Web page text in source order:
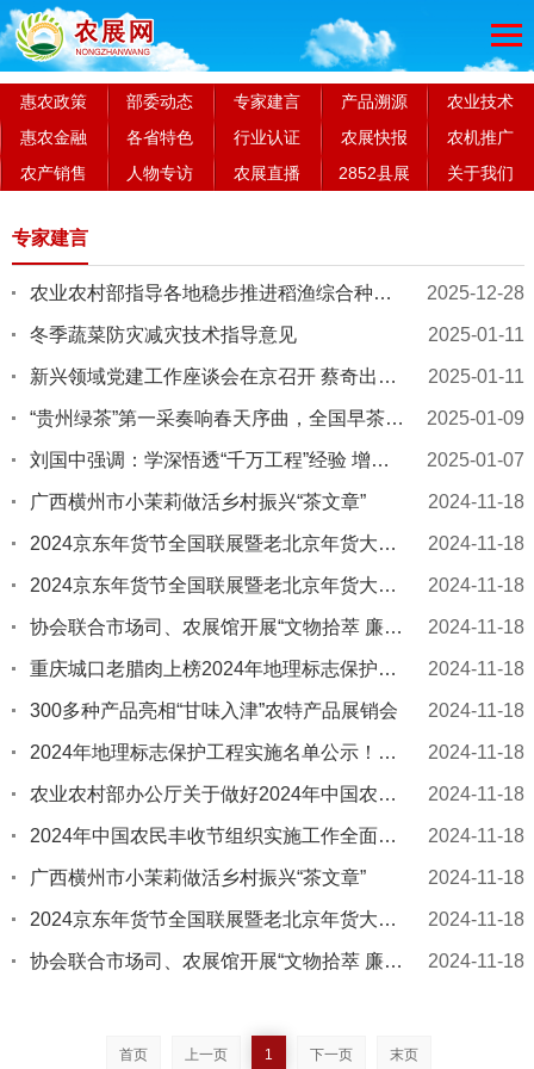
惠农政策 部委动态 专家建言 产品溯源
农业技术
惠农金融
各省特色 行业认证 农展快报
农机推广
农产销售
人物专访 农展直播 2852县展 关于我们
专家建言
农业农村部指导各地稳步推进稻渔综合种养产业高质量发展 2025-12-28
冬季蔬菜防灾减灾技术指导意见 2025-01-11
新兴领域党建工作座谈会在京召开 蔡奇出席并讲话 2025-01-11
“贵州绿茶”第一采奏响春天序曲，全国早茶大会展示水城春茶魅力 2025-01-09
刘国中强调：学深悟透“千万工程”经验 增强乡村振兴针对性实效性 2025-01-07
广西横州市小茉莉做活乡村振兴“茶文章” 2024-11-18
2024京东年货节全国联展暨老北京年货大集在全国农业展览馆启动 2024-11-18
2024京东年货节全国联展暨老北京年货大集在全国农业展览馆启动 2024-11-18
协会联合市场司、农展馆开展“文物拾萃 廉润初心”党纪学习教育主题联学活动 2024-11-18
重庆城口老腊肉上榜2024年地理标志保护工程实施名单 2024-11-18
300多种产品亮相“甘味入津”农特产品展销会 2024-11-18
2024年地理标志保护工程实施名单公示！黑龙江两项拟入选 2024-11-18
农业农村部办公厅关于做好2024年中国农民丰收节有关工作的通知 2024-11-18
2024年中国农民丰收节组织实施工作全面启动 2024-11-18
广西横州市小茉莉做活乡村振兴“茶文章” 2024-11-18
2024京东年货节全国联展暨老北京年货大集在全国农业展览馆启动 2024-11-18
协会联合市场司、农展馆开展“文物拾萃 廉润初心”党纪学习教育主题联学活动 2024-11-18
首页 上一页 1 下一页 末页